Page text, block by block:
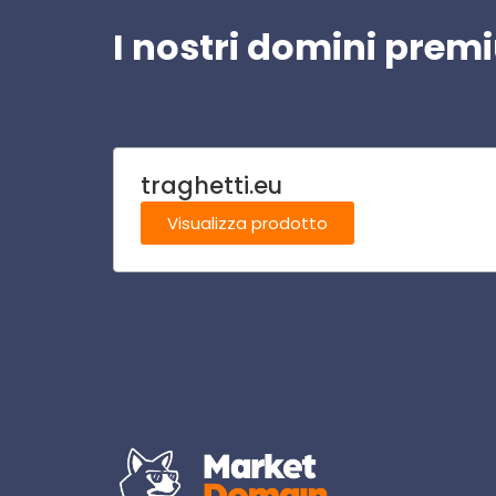
I nostri domini
traghetti.eu
Visualizza prodotto